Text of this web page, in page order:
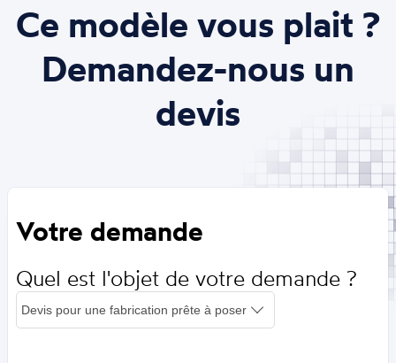
Ce modèle vous plait ?
Demandez-nous un
devis
Votre demande
Quel est l'objet de votre demande ?